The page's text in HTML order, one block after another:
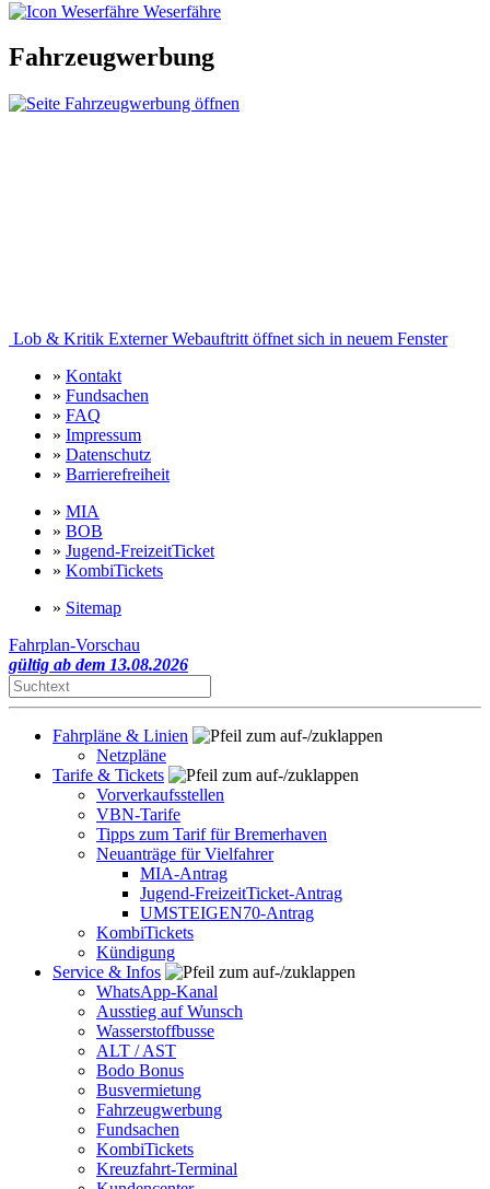
Weserfähre
Fahrzeugwerbung
Lob & Kritik Externer Webauftritt öffnet sich in neuem Fenster
» Kontakt
» Fundsachen
» FAQ
» Impressum
» Datenschutz
» Barrierefreiheit
» MIA
» BOB
» Jugend-FreizeitTicket
» KombiTickets
» Sitemap
Fahrplan-Vorschau
gültig ab dem 13.08.2026
Fahrpläne & Linien
Netzpläne
Tarife & Tickets
Vorverkaufsstellen
VBN-Tarife
Tipps zum Tarif für Bremerhaven
Neuanträge für Vielfahrer
MIA-Antrag
Jugend-FreizeitTicket-Antrag
UMSTEIGEN70-Antrag
KombiTickets
Kündigung
Service & Infos
WhatsApp-Kanal
Ausstieg auf Wunsch
Wasserstoffbusse
ALT / AST
Bodo Bonus
Busvermietung
Fahrzeugwerbung
Fundsachen
KombiTickets
Kreuzfahrt-Terminal